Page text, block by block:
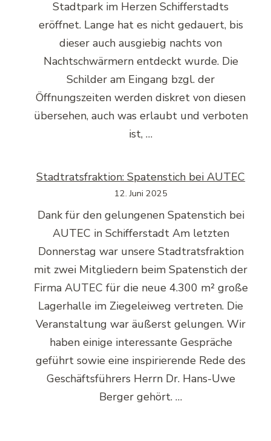
Stadtpark im Herzen Schifferstadts
eröffnet. Lange hat es nicht gedauert, bis
dieser auch ausgiebig nachts von
Nachtschwärmern entdeckt wurde. Die
Schilder am Eingang bzgl. der
Öffnungszeiten werden diskret von diesen
übersehen, auch was erlaubt und verboten
ist, …
Stadtratsfraktion: Spatenstich bei AUTEC
12. Juni 2025
Dank für den gelungenen Spatenstich bei
AUTEC in Schifferstadt Am letzten
Donnerstag war unsere Stadtratsfraktion
mit zwei Mitgliedern beim Spatenstich der
Firma AUTEC für die neue 4.300 m² große
Lagerhalle im Ziegeleiweg vertreten. Die
Veranstaltung war äußerst gelungen. Wir
haben einige interessante Gespräche
geführt sowie eine inspirierende Rede des
Geschäftsführers Herrn Dr. Hans-Uwe
Berger gehört. …